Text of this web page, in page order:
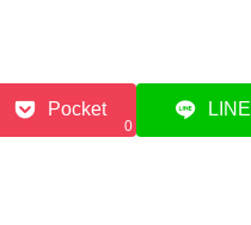
Pocket
0
LINE